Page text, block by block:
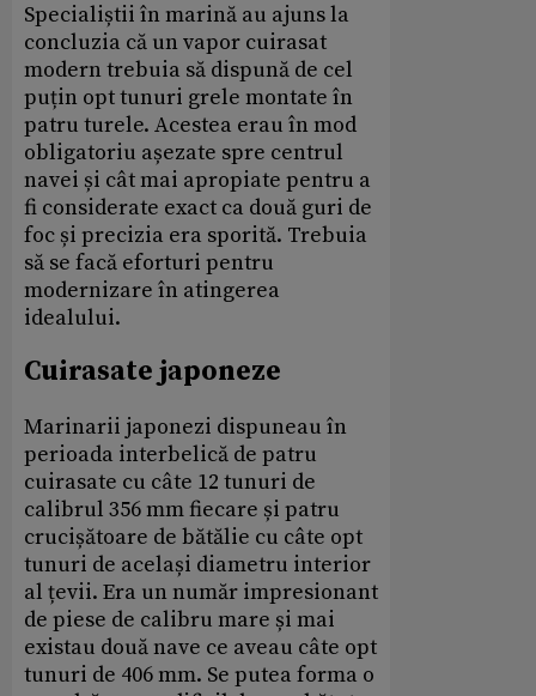
Specialiștii în marină au ajuns la
concluzia că un vapor cuirasat
modern trebuia să dispună de cel
puțin opt tunuri grele montate în
patru turele. Acestea erau în mod
obligatoriu așezate spre centrul
navei și cât mai apropiate pentru a
fi considerate exact ca două guri de
foc și precizia era sporită. Trebuia
să se facă eforturi pentru
modernizare în atingerea
idealului.
Cuirasate japoneze
Marinarii japonezi dispuneau în
perioada interbelică de patru
cuirasate cu câte 12 tunuri de
calibrul 356 mm fiecare și patru
crucișătoare de bătălie cu câte opt
tunuri de același diametru interior
al țevii. Era un număr impresionant
de piese de calibru mare și mai
existau două nave ce aveau câte opt
tunuri de 406 mm. Se putea forma o